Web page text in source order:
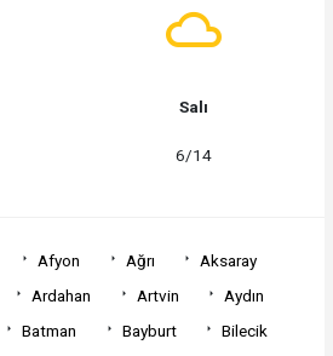
Salı
6/14
Afyon Ağrı
Aksaray
Ardahan Artvin
Aydın
Batman Bayburt
Bilecik